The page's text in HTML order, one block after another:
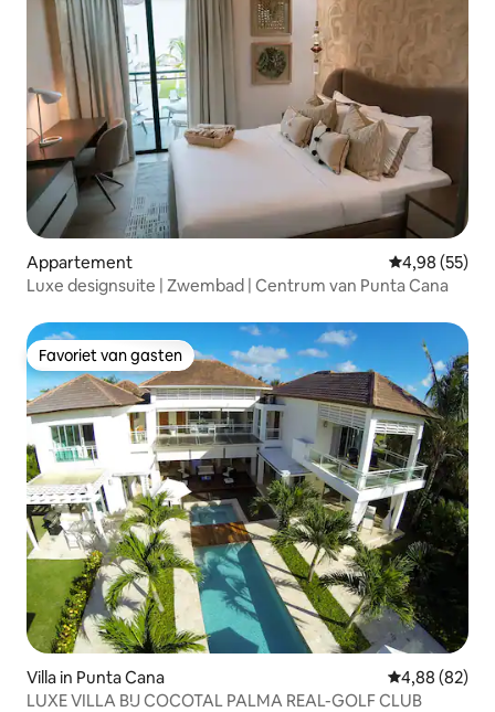
Appartement Gemiddelde
4,98 (55)
Luxe designsuite | Zwembad | Centrum van Punta Cana
Favoriet van gasten
Favoriet van gasten
Villa in Punta Cana Gemiddelde
4,88 (82)
LUXE VILLA BIJ COCOTAL PALMA REAL-GOLF CLUB